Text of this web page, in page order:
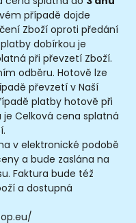
případě dojde
Zboží oproti předání
dobírkou je
při převzetí Zboží.
odběru. Hotově lze
převzetí v Naší
platby hotově při
Celková cena splatná
v elektronické podobě
a bude zaslána na
Faktura bude též
a dostupná